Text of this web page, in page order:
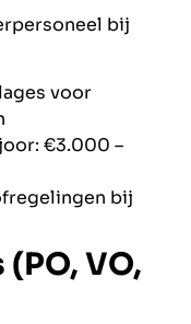
bij
voor
€3.000 –
bij
VO,